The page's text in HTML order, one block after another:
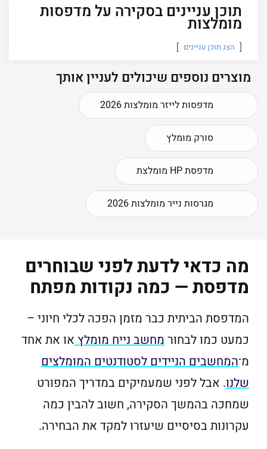
תוכן עניינים בסקירה על מדפסות
מומלצות
הצג תוכן עניינים
מוצרים נוספים שיכולים לעניין אותך
מדפסות לייזר מומלצות 2026
סורק מומלץ
מדפסת HP מומלצת
מגרסות נייר מומלצות 2026
מה כדאי לדעת לפני שבוחרים
מדפסת — כמה נקודות מפתח
המדפסת הביתית כבר מזמן הפכה לכלי חיוני –
כמעט כמו לבחורמחשב נייח מומלץאו את אחד
מ־המחשבים הניידים לסטודנטים המומלצים
שלנו. אבל לפני שמעמיקים במדריך המפורט
שמחכה בהמשך הסקירה, חשוב להבין כמה
עקרונות בסיסיים שיעזרו למקד את הבחירה.